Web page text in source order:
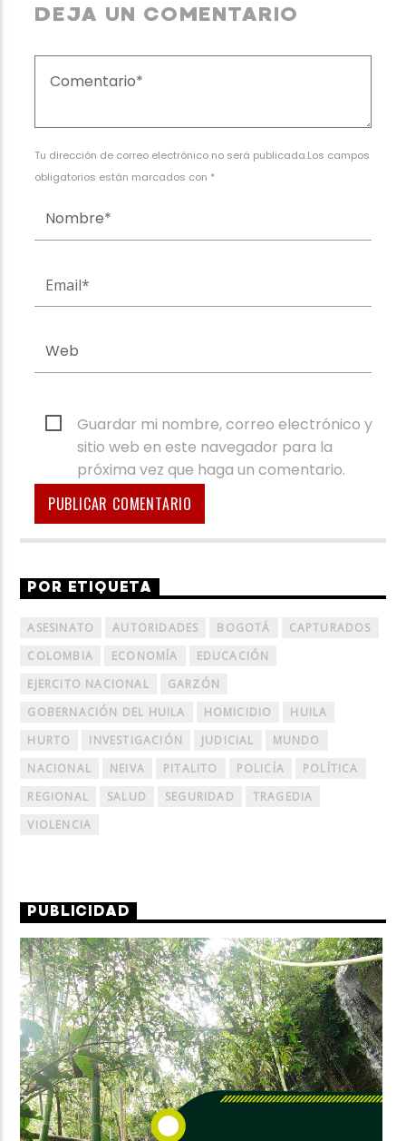
DEJA UN COMENTARIO
Tu dirección de correo electrónico no será publicada.Los campos
obligatorios están marcados con *
Guardar mi nombre, correo electrónico y
sitio web en este navegador para la
próxima vez que haga un comentario.
POR ETIQUETA
ASESINATO AUTORIDADES BOGOTÁ
CAPTURADOS
COLOMBIA
ECONOMÍA
EDUCACIÓN
EJERCITO NACIONAL
GARZÓN
GOBERNACIÓN DEL HUILA
HOMICIDIO
HUILA
HURTO
INVESTIGACIÓN JUDICIAL
MUNDO
NACIONAL
NEIVA PITALITO POLICÍA
POLÍTICA
REGIONAL
SALUD SEGURIDAD
TRAGEDIA
VIOLENCIA
PUBLICIDAD